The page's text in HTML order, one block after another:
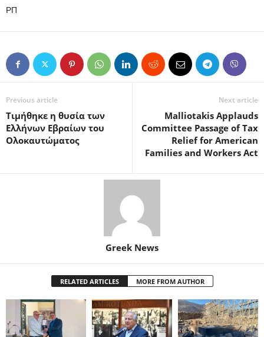
ΡΠ
Previous article
Τιμήθηκε η θυσία των
Ελλήνων Εβραίων του
Ολοκαυτώματος
Next article
Malliotakis Applauds
Committee Passage of Tax
Relief for American
Families and Workers Act
Greek News
RELATED ARTICLES MORE FROM AUTHOR